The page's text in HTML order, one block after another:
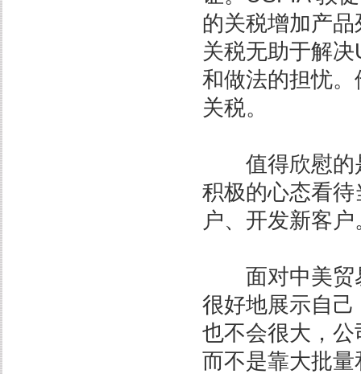
的关税增加产
关税无助于解
和做法的担忧
关税。
值得欣慰的是
积极的心态看
户、开发新客
面对中美贸易
很好地展示自
也不会很大，
而不是靠大批